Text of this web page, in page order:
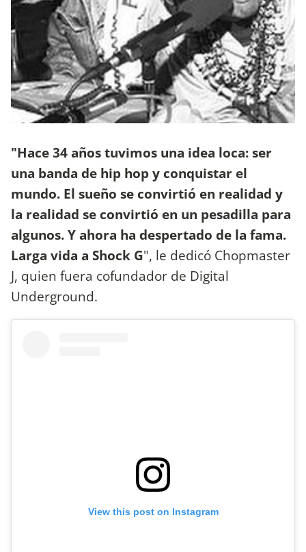
"Hace 34 años tuvimos una idea loca: ser
una banda de hip hop y conquistar el
mundo. El sueño se convirtió en realidad y
la realidad se convirtió en un pesadilla para
algunos. Y ahora ha despertado de la fama.
Larga vida a Shock G", le dedicó Chopmaster
J, quien fuera cofundador de Digital
Underground.
View this post on Instagram